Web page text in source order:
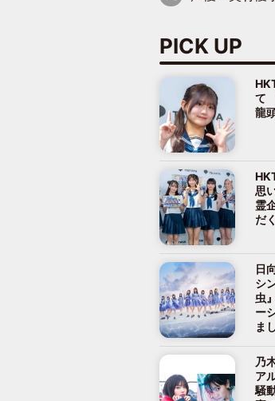
PICK UP
て
龍
思
霊
だ
日
シ
虫
ー
ま
乃
ア
騒